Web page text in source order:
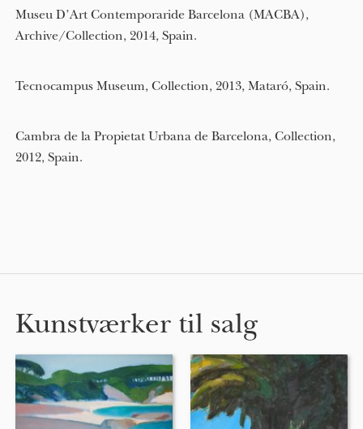
Museu D’Art Contemporaride Barcelona (MACBA),
Archive/Collection, 2014, Spain.
Tecnocampus Museum, Collection, 2013, Mataró, Spain.
Cambra de la Propietat Urbana de Barcelona, Collection,
2012, Spain.
Kunstværker til salg